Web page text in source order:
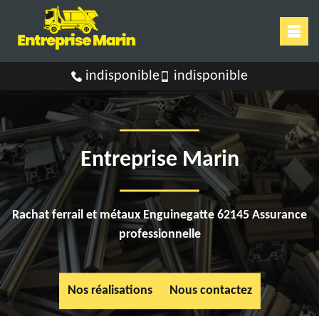
indisponible indisponible
Entreprise Marin
Rachat ferrail et métaux Enguinegatte 62145 Assurance
professionnelle
Nos réalisations Nous contactez